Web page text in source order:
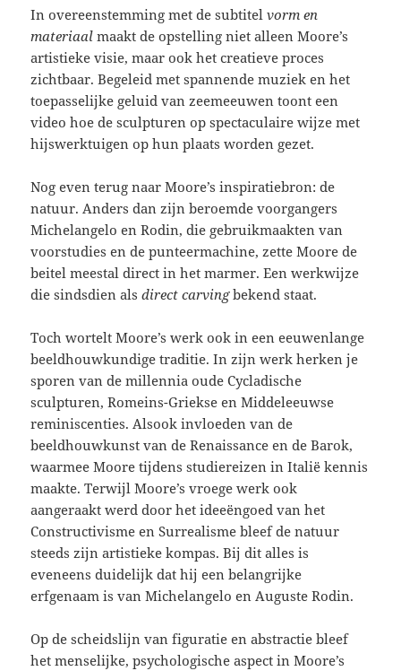
In overeenstemming met de subtitelvorm en
materiaal maakt de opstelling niet alleen Moore’s
artistieke visie, maar ook het creatieve proces
zichtbaar. Begeleid met spannende muziek en het
toepasselijke geluid van zeemeeuwen toont een
video hoe de sculpturen op spectaculaire wijze met
hijswerktuigen op hun plaats worden gezet.
Nog even terug naar Moore’s inspiratiebron: de
natuur. Anders dan zijn beroemde voorgangers
Michelangelo en Rodin, die gebruikmaakten van
voorstudies en de punteermachine, zette Moore de
beitel meestal direct in het marmer. Een werkwijze
die sindsdien alsdirect carvingbekend staat.
Toch wortelt Moore’s werk ook in een eeuwenlange
beeldhouwkundige traditie. In zijn werk herken je
sporen van de millennia oude Cycladische
sculpturen, Romeins-Griekse en Middeleeuwse
reminiscenties. Alsook invloeden van de
beeldhouwkunst van de Renaissance en de Barok,
waarmee Moore tijdens studiereizen in Italië kennis
maakte. Terwijl Moore’s vroege werk ook
aangeraakt werd door het ideeëngoed van het
Constructivisme en Surrealisme bleef de natuur
steeds zijn artistieke kompas. Bij dit alles is
eveneens duidelijk dat hij een belangrijke
erfgenaam is van Michelangelo en Auguste Rodin.
Op de scheidslijn van figuratie en abstractie bleef
het menselijke, psychologische aspect in Moore’s